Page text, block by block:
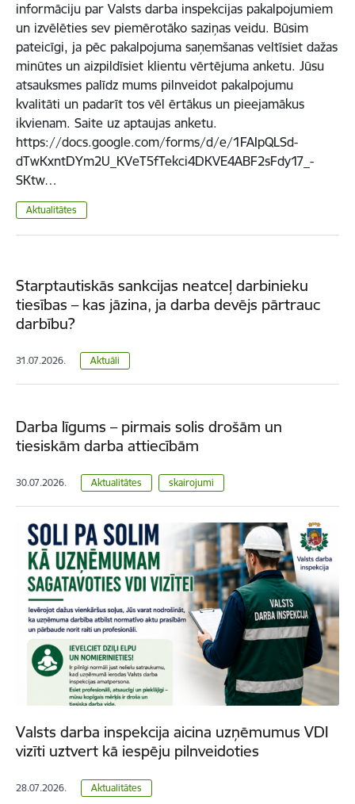
informāciju par Valsts darba inspekcijas pakalpojumiem
un izvēlēties sev piemērotāko saziņas veidu. Būsim
pateicīgi, ja pēc pakalpojuma saņemšanas veltīsiet dažas
minūtes un aizpildīsiet klientu vērtējuma anketu. Jūsu
atsauksmes palīdz mums pilnveidot pakalpojumu
kvalitāti un padarīt tos vēl ērtākus un pieejamākus
ikvienam. Saite uz aptaujas anketu.
https://docs.google.com/forms/d/e/1FAIpQLSd-
dTwKxntDYm2U_KVeT5fTekci4DKVE4ABF2sFdy17_-
SKtw…
Aktualitātes
Starptautiskās sankcijas neatceļ darbinieku
tiesības – kas jāzina, ja darba devējs pārtrauc
darbību?
31.07.2026. Aktuāli
Darba līgums – pirmais solis drošām un
tiesiskām darba attiecībām
30.07.2026. Aktualitātes skairojumi
Valsts darba inspekcija aicina uzņēmumus VDI
vizīti uztvert kā iespēju pilnveidoties
28.07.2026. Aktualitātes